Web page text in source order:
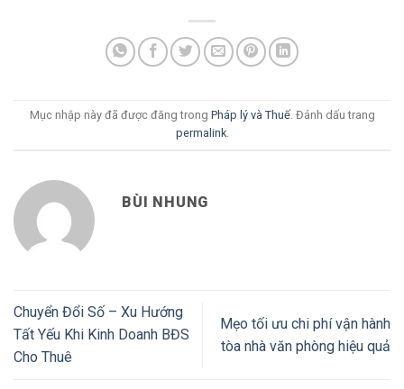
Mục nhập này đã được đăng trong Pháp lý và Thuế. Đánh dấu trang
permalink.
BÙI NHUNG
Chuyển Đổi Số – Xu Hướng
Tất Yếu Khi Kinh Doanh BĐS
Cho Thuê
Mẹo tối ưu chi phí vận hành
tòa nhà văn phòng hiệu quả